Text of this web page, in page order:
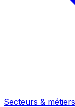
Secteurs & métiers